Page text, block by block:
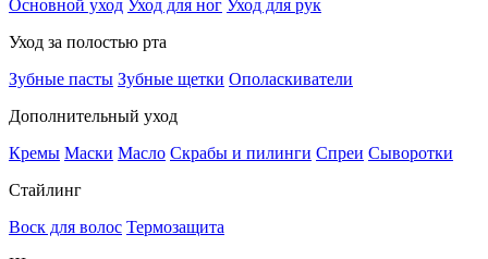
Основной уход Уход для ног Уход для рук
Уход за полостью рта
Зубные пасты Зубные щетки Ополаскиватели
Дополнительный уход
Кремы Маски Масло Скрабы и пилинги Спреи Сыворотки
Стайлинг
Воск для волос Термозащита